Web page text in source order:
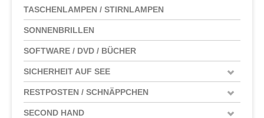
TASCHENLAMPEN / STIRNLAMPEN
SONNENBRILLEN
SOFTWARE / DVD / BÜCHER
SICHERHEIT AUF SEE
RESTPOSTEN / SCHNÄPPCHEN
SECOND HAND